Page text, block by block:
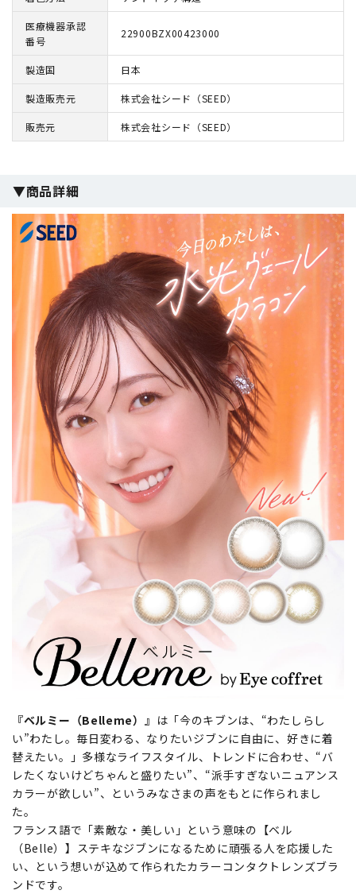
医療機器承認
番号
22900BZX00423000
製造国 日本
製造販売元 株式会社シード（SEED）
販売元 株式会社シード（SEED）
▼商品詳細
『ベルミー（Belleme）』 は「今のキブンは、“わたしらし
い”わたし。毎日変わる、なりたいジブンに自由に、好きに着
替えたい。」多様なライフスタイル、トレンドに合わせ、“バ
レたくないけどちゃんと盛りたい”、“派手すぎないニュアンス
カラーが欲しい”、というみなさまの声をもとに作られまし
た。
フランス語で「素敵な・美しい」という意味の【ベル
（Belle）】ステキなジブンになるために頑張る人を応援した
い、という想いが込めて作られたカラーコンタクトレンズブラ
ンドです。